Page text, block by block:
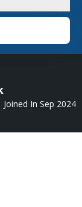
Joined In Sep 2024